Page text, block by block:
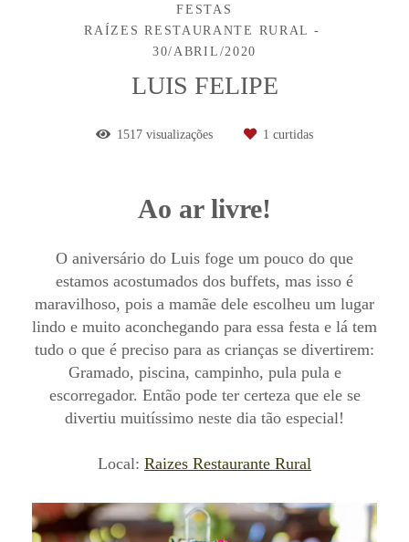
FESTAS
RAÍZES RESTAURANTE RURAL
30/ABRIL/2020
LUIS FELIPE
1517 visualizações 1 curtidas
Ao ar livre!
O aniversário do Luis foge um pouco do que
estamos acostumados dos buffets, mas isso é
maravilhoso, pois a mamãe dele escolheu um lugar
lindo e muito aconchegando para essa festa e lá tem
tudo o que é preciso para as crianças se divertirem:
Gramado, piscina, campinho, pula pula e
escorregador. Então pode ter certeza que ele se
divertiu muitíssimo neste dia tão especial!
Local: Raizes Restaurante Rural